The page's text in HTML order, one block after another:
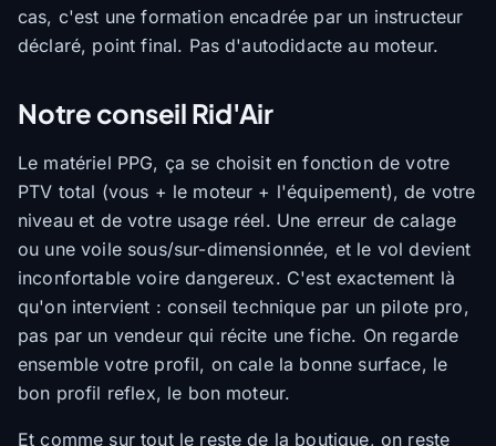
cas, c'est une formation encadrée par un instructeur
déclaré, point final. Pas d'autodidacte au moteur.
Notre conseil Rid'Air
Le matériel PPG, ça se choisit en fonction de votre
PTV total (vous + le moteur + l'équipement), de votre
niveau et de votre usage réel. Une erreur de calage
ou une voile sous/sur-dimensionnée, et le vol devient
inconfortable voire dangereux. C'est exactement là
qu'on intervient : conseil technique par un pilote pro,
pas par un vendeur qui récite une fiche. On regarde
ensemble votre profil, on cale la bonne surface, le
bon profil reflex, le bon moteur.
Et comme sur tout le reste de la boutique, on reste